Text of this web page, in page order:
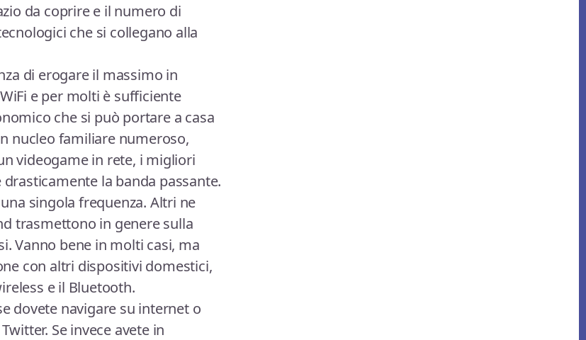
da coprire e il numero di
che si collegano alla
di erogare il massimo in
e per molti è sufficiente
che si può portare a casa
nucleo familiare numeroso,
videogame in rete, i migliori
la banda passante.
singola frequenza. Altri ne
trasmettono in genere sulla
Vanno bene in molti casi, ma
con altri dispositivi domestici,
e il Bluetooth.
dovete navigare su internet o
Se invece avete in